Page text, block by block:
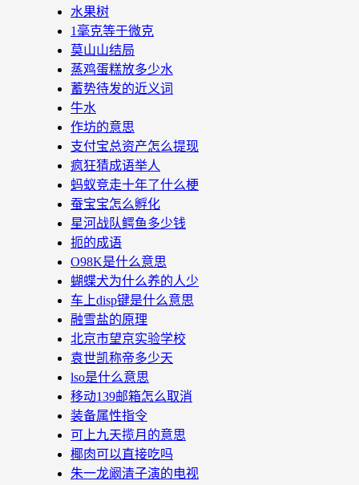
水果树
1毫克等于微克
莫山山结局
蒸鸡蛋糕放多少水
蓄势待发的近义词
牛水
作坊的意思
支付宝总资产怎么提现
疯狂猜成语举人
蚂蚁竞走十年了什么梗
蚕宝宝怎么孵化
星河战队鳄鱼多少钱
扼的成语
O98K是什么意思
蝴蝶犬为什么养的人少
车上disp键是什么意思
融雪盐的原理
北京市望京实验学校
袁世凯称帝多少天
lso是什么意思
移动139邮箱怎么取消
装备属性指令
可上九天揽月的意思
椰肉可以直接吃吗
朱一龙阚清子演的电视